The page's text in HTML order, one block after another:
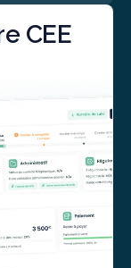
CEE